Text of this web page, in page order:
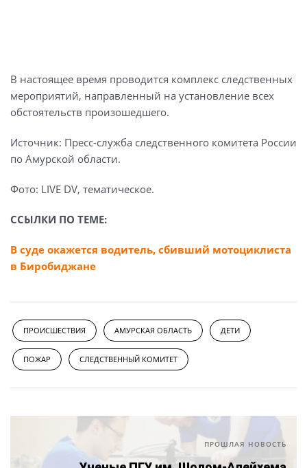
В настоящее время проводится комплекс следственных
мероприятий, направленный на установление всех
обстоятельств произошедшего.
Источник: Пресс-служба следственного комитета России
по Амурской области.
Фото: LIVE DV, тематическое.
ССЫЛКИ ПО ТЕМЕ:
В суде окажется водитель, сбивший мотоциклиста
в Биробиджане
ПРОИСШЕСТВИЯ АМУРСКАЯ ОБЛАСТЬ ДЕТИ
ПОЖАР СЛЕДСТВЕННЫЙ КОМИТЕТ
ПРОШЛАЯ НОВОСТЬ